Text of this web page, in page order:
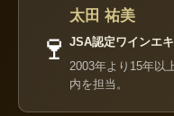
🍷
太田 祐美
JSA認定ワインエ
2003年より15年以
内を担当。